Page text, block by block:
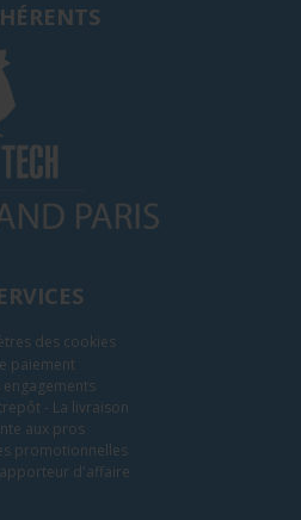
des cookies
paiement
engagements
- La livraison
aux pros
promotionnelles
d'affaire